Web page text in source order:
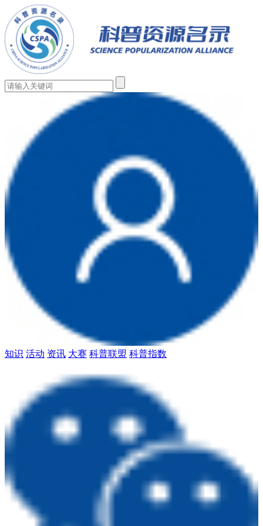
知识 活动 资讯 大赛 科普联盟 科普指数